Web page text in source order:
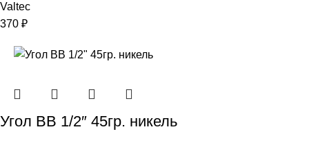
Valtec
370 ₽
Угол ВВ 1/2″ 45гр. никель